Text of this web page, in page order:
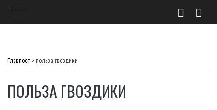
Главпост > польза гвоздики
ПОЛЬЗА ГВОЗДИКИ